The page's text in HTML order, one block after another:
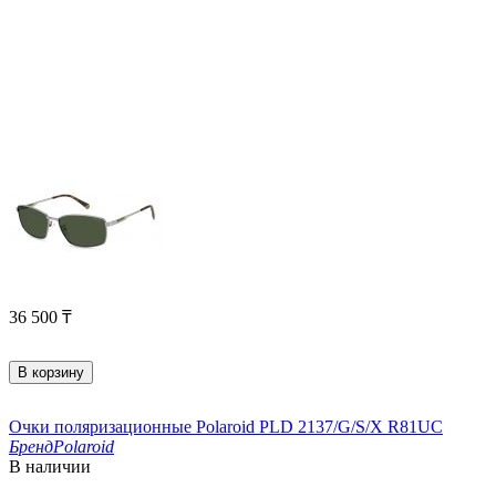
36 500 ₸
В корзину
Очки поляризационные Polaroid PLD 2137/G/S/X R81UC
БрендPolaroid
В наличии